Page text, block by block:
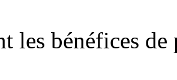
les bénéfices